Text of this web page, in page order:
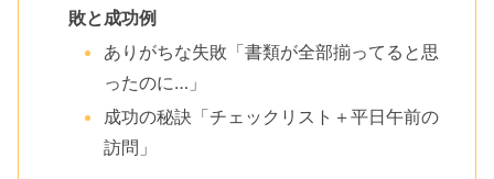
敗と成功例
ありがちな失敗「書類が全部揃ってると思
ったのに…」
成功の秘訣「チェックリスト＋平日午前の
訪問」